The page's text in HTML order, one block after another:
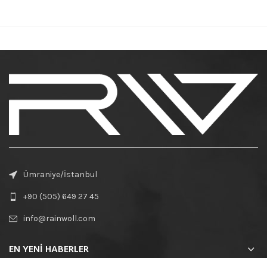
Ümraniye/İstanbul
+90 (505) 649 27 45
info@rainwoll.com
EN YENİ HABERLER